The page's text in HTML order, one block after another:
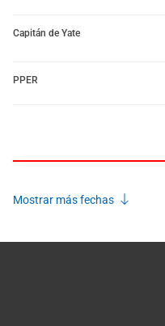
Capitán de Yate
PPER
Mostrar más fechas